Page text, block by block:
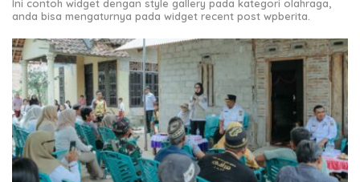
Ini contoh widget dengan style gallery pada kategori olahraga,
anda bisa mengaturnya pada widget recent post wpberita.